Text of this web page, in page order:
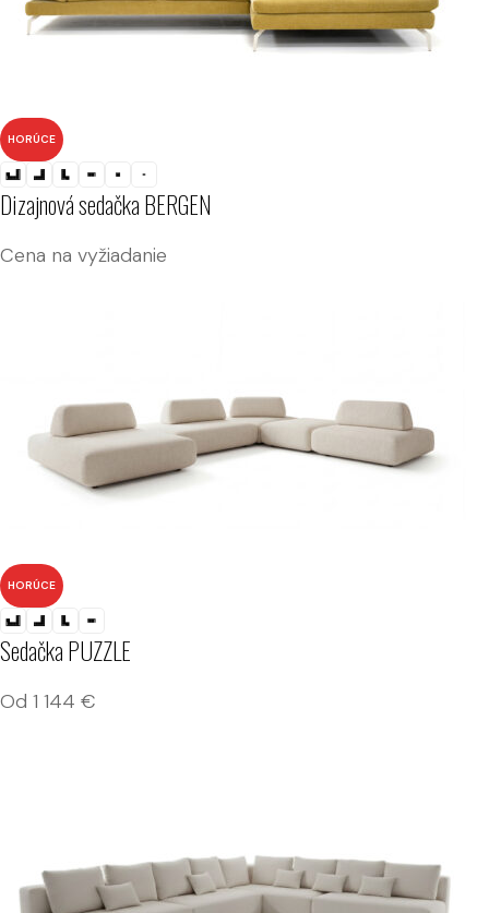
HORÚCE
Dizajnová sedačka BERGEN
Cena na vyžiadanie
HORÚCE
Sedačka PUZZLE
Od 1 144 €